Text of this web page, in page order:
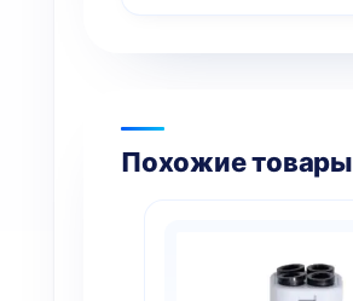
Похожие товары